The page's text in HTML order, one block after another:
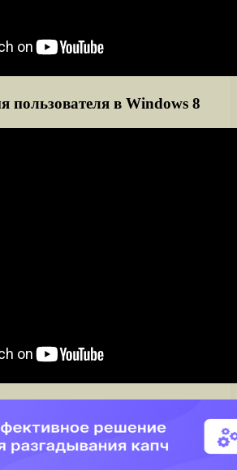
пользователя в Windows 8